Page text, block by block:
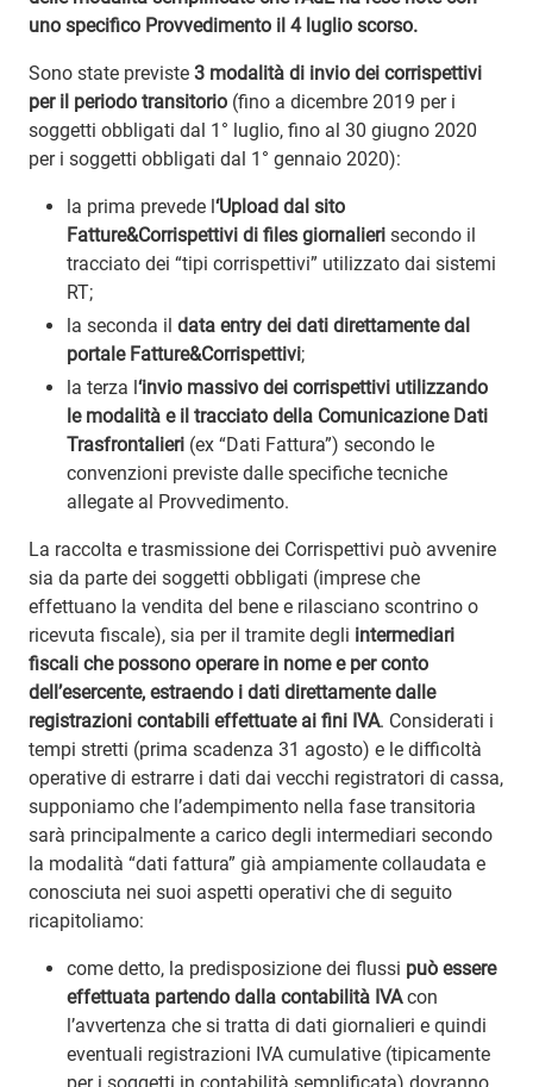
uno specifico Provvedimento il 4 luglio scorso.
Sono state previste 3 modalità di invio dei corrispettivi
per il periodo transitorio (fino a dicembre 2019 per i
soggetti obbligati dal 1° luglio, fino al 30 giugno 2020
per i soggetti obbligati dal 1° gennaio 2020):
la prima prevede l‘Upload dal sito
Fatture&Corrispettivi di files giornalieri secondo il
tracciato dei “tipi corrispettivi” utilizzato dai sistemi
RT;
la seconda il data entry dei dati direttamente dal
portale Fatture&Corrispettivi;
la terza l‘invio massivo dei corrispettivi utilizzando
le modalità e il tracciato della Comunicazione Dati
Trasfrontalieri (ex “Dati Fattura”) secondo le
convenzioni previste dalle specifiche tecniche
allegate al Provvedimento.
La raccolta e trasmissione dei Corrispettivi può avvenire
sia da parte dei soggetti obbligati (imprese che
effettuano la vendita del bene e rilasciano scontrino o
ricevuta fiscale), sia per il tramite degli intermediari
fiscali che possono operare in nome e per conto
dell’esercente, estraendo i dati direttamente dalle
registrazioni contabili effettuate ai fini IVA. Considerati i
tempi stretti (prima scadenza 31 agosto) e le difficoltà
operative di estrarre i dati dai vecchi registratori di cassa,
supponiamo che l’adempimento nella fase transitoria
sarà principalmente a carico degli intermediari secondo
la modalità “dati fattura” già ampiamente collaudata e
conosciuta nei suoi aspetti operativi che di seguito
ricapitoliamo:
come detto, la predisposizione dei flussi può essere
effettuata partendo dalla contabilità IVAcon
l’avvertenza che si tratta di dati giornalieri e quindi
eventuali registrazioni IVA cumulative (tipicamente
per i soggetti in contabilità semplificata) dovranno